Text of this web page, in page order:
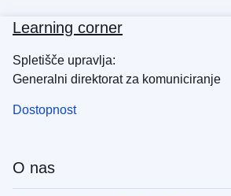
Learning corner
Spletišče upravlja:
Generalni direktorat za komuniciranje
Dostopnost
O nas